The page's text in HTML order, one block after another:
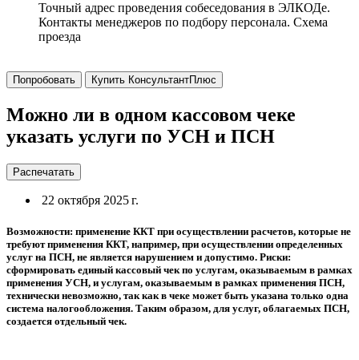
Точный адрес проведения собеседования в ЭЛКОДе.
Контакты менеджеров по подбору персонала. Схема
проезда
Попробовать Купить КонсультантПлюс
Можно ли в одном кассовом чеке
указать услуги по УСН и ПСН
Распечатать
22 октября 2025 г.
Возможности: применение ККТ при осуществлении расчетов, которые не
требуют применения ККТ, например, при осуществлении определенных
услуг на ПСН, не является нарушением и допустимо. Риски:
сформировать единый кассовый чек по услугам, оказываемым в рамках
применения УСН, и услугам, оказываемым в рамках применения ПСН,
технически невозможно, так как в чеке может быть указана только одна
система налогообложения. Таким образом, для услуг, облагаемых ПСН,
создается отдельный чек.